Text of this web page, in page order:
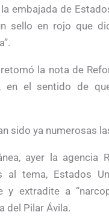
embajada de
en rojo que
la nota de
en el sentido de
sido ya numerosas
ayer la agencia
al tema, Estados
y extradite a
del Pilar Ávila.